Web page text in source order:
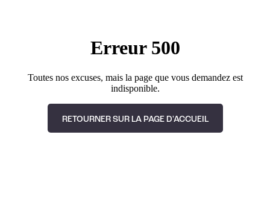
Erreur 500
Toutes nos excuses, mais la page que vous demandez est
indisponible.
RETOURNER SUR LA PAGE D'ACCUEIL